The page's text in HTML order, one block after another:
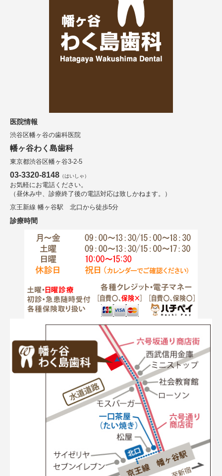
医院情報
渋谷区幡ヶ谷の歯科医院
幡ヶ谷わく島歯科
東京都渋谷区幡ヶ谷3-2-5
03-3320-8148 （はいしゃ）
お気軽にお電話ください。
（昼休み中、診療終了後の電話対応は致しかねます。）
京王新線 幡ヶ谷駅 北口から徒歩5分
診療時間